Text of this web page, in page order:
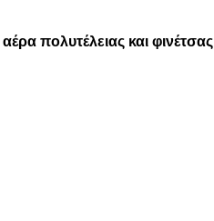
αέρα πολυτέλειας και φινέτσας